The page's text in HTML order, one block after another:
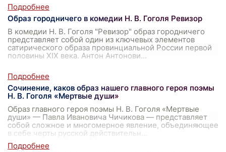
Образ городничего в комедии Н. В. Гоголя Ревизор
В комедии Н. В. Гоголя "Ревизор" образ городничего
представляет собой один из ключевых элементов
сатирического образа провинциальной России первой
половины XIX века. Антон Антонови...
Сочинение, каков образ нашего главного героя поэмы
Н. В. Гоголя «Мертвые души»
Образ главного героя поэмы Н. В. Гоголя «Мертвые
души» — Павла Ивановича Чичикова — представляет
собой сложное и многомерное явление, объединяющее
в себе черты русской действительн